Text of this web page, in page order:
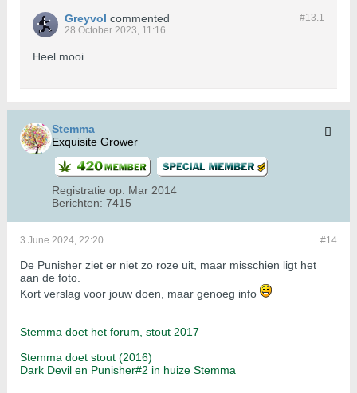
#13.1
Greyvol commented
28 October 2023, 11:16
Heel mooi
Stemma
Exquisite Grower
Registratie op: Mar 2014
Berichten: 7415
#14
3 June 2024, 22:20
De Punisher ziet er niet zo roze uit, maar misschien ligt het
aan de foto.
Kort verslag voor jouw doen, maar genoeg info
Stemma doet het forum, stout 2017
Stemma doet stout (2016)
Dark Devil en Punisher#2 in huize Stemma